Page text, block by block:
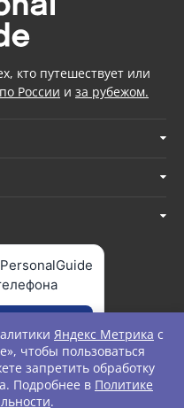
кто путешествует или
по России и за рубежом.
Reserved.
Яндекс Метрика с
чтобы пользоваться
запретить обработку
Подробнее в Политике
.